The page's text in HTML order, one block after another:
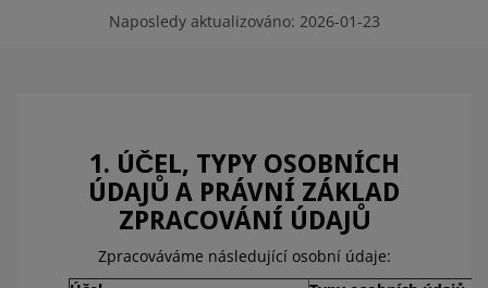
JYSK JAKO
Naposledy aktualizováno: 2026-01-23
1. ÚČEL, TYPY OSOBNÍCH
ÚDAJŮ A PRÁVNÍ ZÁKLAD
ZPRACOVÁNÍ ÚDAJŮ
Zpracováváme následující osobní údaje: